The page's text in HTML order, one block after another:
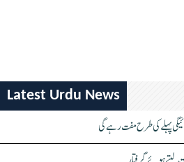
Latest Urdu News